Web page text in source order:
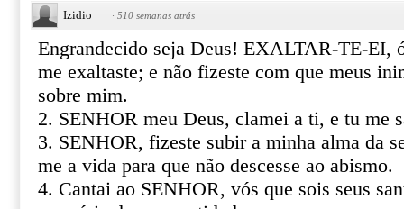
Izidio · 510 semanas atrás
Engrandecido seja Deus! EXALTAR-TE-EI,
me exaltaste; e não fizeste com que meus
sobre mim.
2. SENHOR meu Deus, clamei a ti, e tu me
3. SENHOR, fizeste subir a minha alma da
me a vida para que não descesse ao abismo.
4. Cantai ao SENHOR, vós que sois seus